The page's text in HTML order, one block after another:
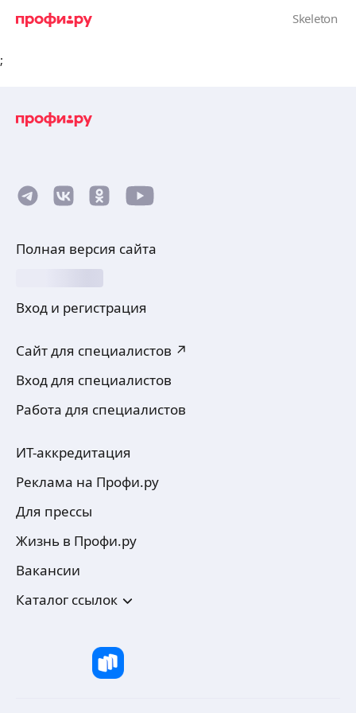
;
Полная версия сайта
Вход и регистрация
Сайт для специалистов ↗
Вход для специалистов
Работа для специалистов
ИТ-аккредитация
Реклама на Профи.ру
Для прессы
Жизнь в Профи.ру
Вакансии
Каталог ссылок